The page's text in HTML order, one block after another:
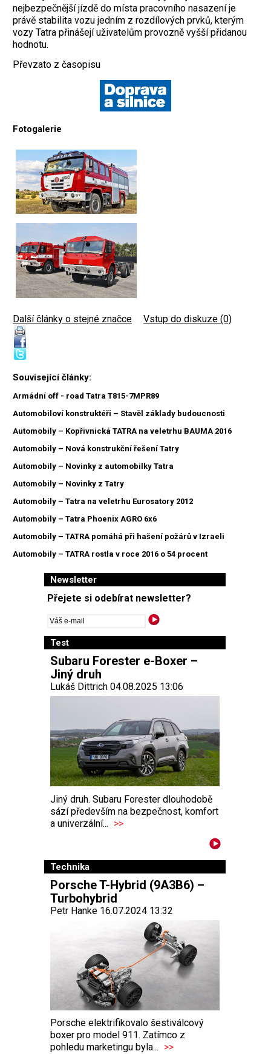
nejbezpečnější jízdě do místa pracovního nasazení je
právě stabilita vozu jedním z rozdílových prvků, kterým
vozy Tatra přinášejí uživatelům provozně vyšší přidanou
hodnotu.
Převzato z časopisu
Fotogalerie
Další články o stejné značce Vstup do diskuze (0)
Související články:
Armádní off - road Tatra T815-7MPR89
Automobiloví konstruktéři – Stavěl základy budoucnosti
Automobily – Kopřivnická TATRA na veletrhu BAUMA 2016
Automobily – Nová konstrukční řešení Tatry
Automobily – Novinky z automobilky Tatra
Automobily – Novinky z Tatry
Automobily – Tatra na veletrhu Eurosatory 2012
Automobily – Tatra Phoenix AGRO 6x6
Automobily – TATRA pomáhá při hašení požárů v Izraeli
Automobily – TATRA rostla v roce 2016 o 54 procent
Newsletter
Přejete si odebírat newsletter?
Test
Subaru Forester e-Boxer –
Jiný druh
Lukáš Dittrich 04.08.2025 13:06
Jiný druh. Subaru Forester dlouhodobě
sází především na bezpečnost, komfort
a univerzální... >>
Technika
Porsche T-Hybrid (9A3B6) –
Turbohybrid
Petr Hanke 16.07.2024 13:32
Porsche elektrifikovalo šestiválcový
boxer pro model 911. Zatímco z
pohledu marketingu byla... >>